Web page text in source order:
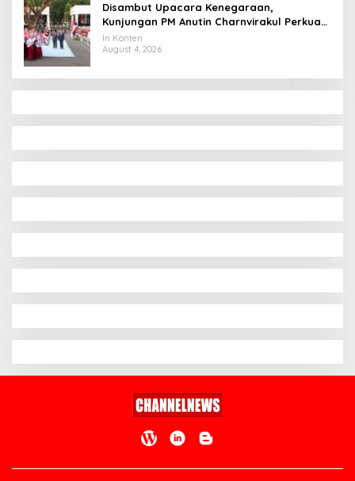
Disambut Upacara Kenegaraan,
Kunjungan PM Anutin Charnvirakul Perkuat
Hubungan Indonesia-Thailand
In Konten
August 4, 2026